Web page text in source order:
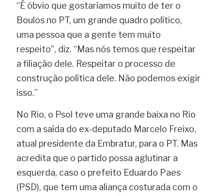
“É óbvio que gostaríamos muito de ter o
Boulos no PT, um grande quadro político,
uma pessoa que a gente tem muito
respeito”, diz. “Mas nós temos que respeitar
a filiação dele. Respeitar o processo de
construção política dele. Não podemos exigir
isso.”
No Rio, o Psol teve uma grande baixa no Rio
com a saída do ex-deputado Marcelo Freixo,
atual presidente da Embratur, para o PT. Mas
acredita que o partido possa aglutinar a
esquerda, caso o prefeito Eduardo Paes
(PSD), que tem uma aliança costurada com o